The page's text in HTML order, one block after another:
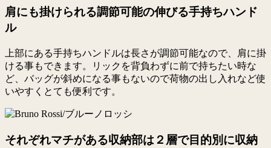
肩にも掛けられる調節可能の伸びる手持ちハンド
ル
上部にある手持ちハンドルは長さが調節可能なので、肩に掛
ける事もできます。リックを背負わずに前で持ちたい時な
ど、バッグが斜めになる事もないので荷物の出し入れなど使
いやすくとても便利です。
それぞれマチがある収納部は２層で目的別に収納